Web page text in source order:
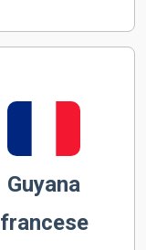
Guyana
francese